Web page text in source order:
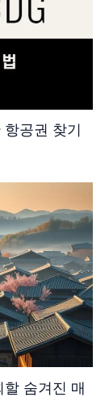
공권 찾기
숨겨진 매